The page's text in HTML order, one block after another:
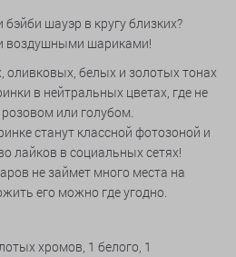
шауэр в кругу близких?
воздушными шариками!
оливковых, белых и золотых тонах
в нейтральных цветах, где не
розовом или голубом.
станут классной фотозоной и
лайков в социальных сетях!
не займет много места на
его можно где угодно.
хромов, 1 белого, 1